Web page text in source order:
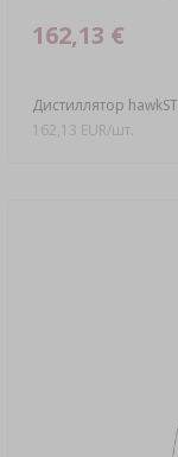
Дистиллятор
162,13 €
162,13 EUR/шт.